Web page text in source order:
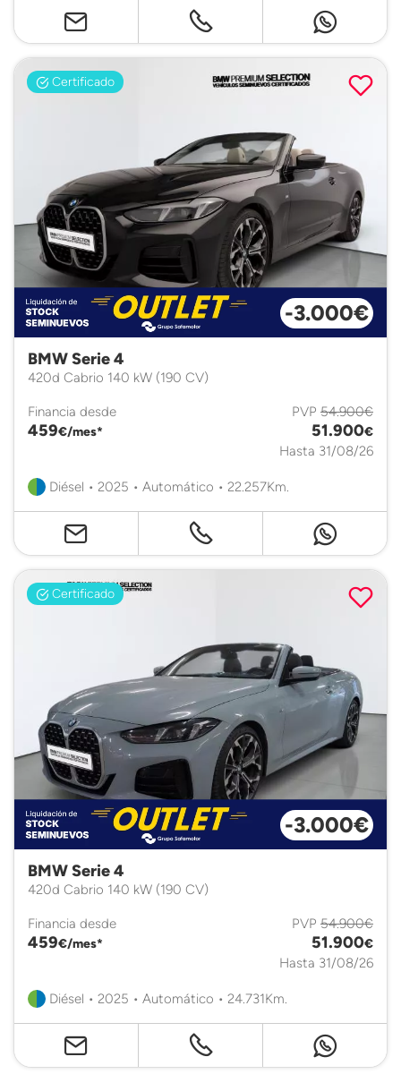
Certificado
-3.000€
BMW Serie 4
420d Cabrio 140 kW (190 CV)
Financia desde
459€/mes*
PVP 54.900€
51.900€
Hasta 31/08/26
Diésel • 2025 • Automático • 22.257Km.
Certificado
-3.000€
BMW Serie 4
420d Cabrio 140 kW (190 CV)
Financia desde
459€/mes*
PVP 54.900€
51.900€
Hasta 31/08/26
Diésel • 2025 • Automático • 24.731Km.